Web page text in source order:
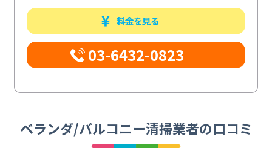
料金を見る
03-6432-0823
ベランダ/バルコニー清掃業者の口コミ